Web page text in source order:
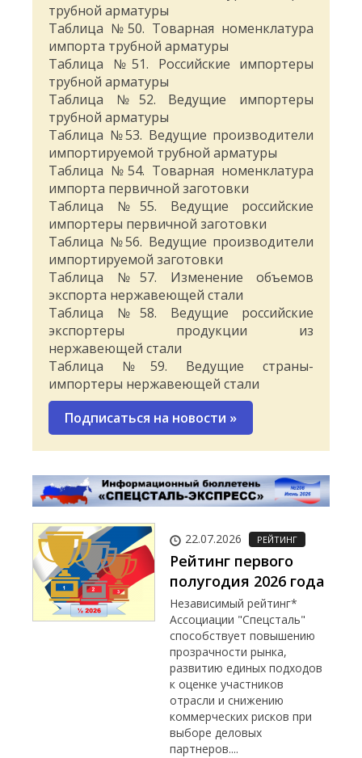
трубной арматуры
Таблица №50. Товарная номенклатура
импорта трубной арматуры
Таблица №51. Российские импортеры
трубной арматуры
Таблица №52. Ведущие импортеры
трубной арматуры
Таблица №53. Ведущие производители
импортируемой трубной арматуры
Таблица №54. Товарная номенклатура
импорта первичной заготовки
Таблица №55. Ведущие российские
импортеры первичной заготовки
Таблица №56. Ведущие производители
импортируемой заготовки
Таблица №57. Изменение объемов
экспорта нержавеющей стали
Таблица №58. Ведущие российские
экспортеры продукции из
нержавеющей стали
Таблица №59. Ведущие страны-
импортеры нержавеющей стали
Подписаться на новости »
22.07.2026 РЕЙТИНГ
Рейтинг первого
полугодия 2026 года
Независимый рейтинг*
Ассоциации "Спецсталь"
способствует повышению
прозрачности рынка,
развитию единых подходов
к оценке участников
отрасли и снижению
коммерческих рисков при
выборе деловых
партнеров....